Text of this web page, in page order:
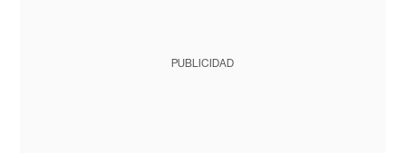
PUBLICIDAD